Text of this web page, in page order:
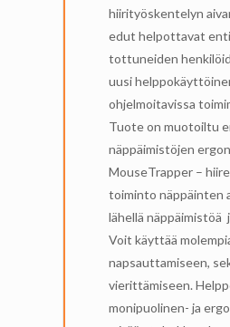
hiirityöskentelyn
edut helpottavat
tottuneiden
uusi
ohjelmoitavissa
Tuote on muotoiltu
näppäimistöjen
MouseTrapper –
toiminto näppäinten
lähellä näppäimistöä
Voit käyttää
napsauttamiseen,
vierittämiseen.
monipuolinen- ja